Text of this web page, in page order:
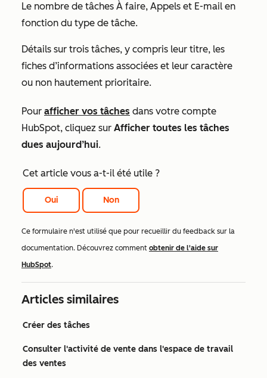
Le nombre de tâches À faire, Appels et E-mail en
fonction du type de tâche.
Détails sur trois tâches, y compris leur titre, les
fiches d’informations associées et leur caractère
ou non hautement prioritaire.
Pour afficher vos tâches dans votre compte
HubSpot, cliquez sur Afficher toutes les tâches
dues aujourd’hui.
Cet article vous a-t-il été utile ?
Oui Non
Ce formulaire n'est utilisé que pour recueillir du feedback sur la
documentation. Découvrez comment obtenir de l'aide sur
HubSpot.
Articles similaires
Créer des tâches
Consulter l'activité de vente dans l'espace de travail
des ventes